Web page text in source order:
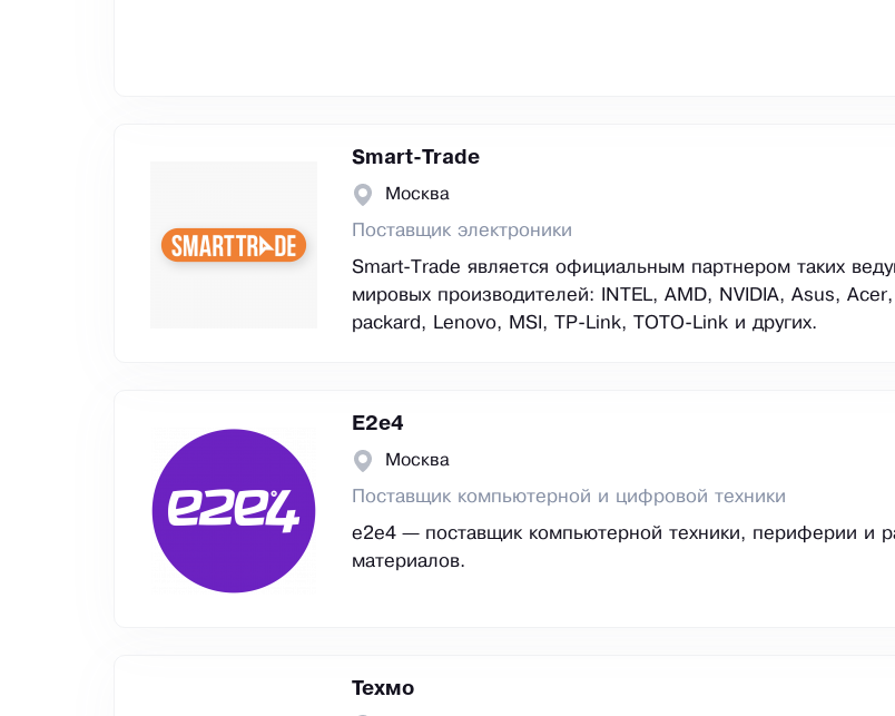
Smart-Trade
Москва
Поставщик электроники
Smart-Trade является официальным партнером таких
мировых производителей: INTEL, AMD, NVIDIA, Asus,
packard, Lenovo, MSI, TP-Link, TOTO-Link и других.
E2е4
Москва
Поставщик компьютерной и цифровой техники
e2e4 — поставщик компьютерной техники, периферии и
материалов.
Техмо